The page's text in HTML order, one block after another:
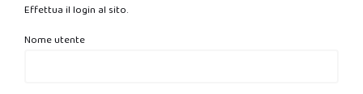
Effettua il login al sito.
Nome utente